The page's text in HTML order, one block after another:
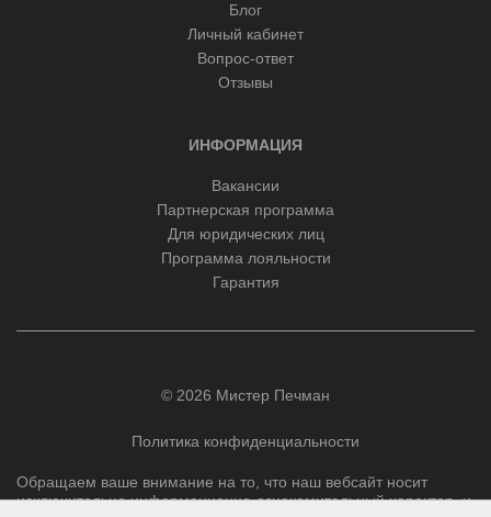
Блог
Личный кабинет
Вопрос-ответ
Отзывы
ИНФОРМАЦИЯ
Вакансии
Партнерская программа
Для юридических лиц
Программа лояльности
Гарантия
© 2026 Мистер Печман
Политика конфиденциальности
Обращаем ваше внимание на то, что наш вебсайт носит
исключительно информационно-ознакомительный характер, и